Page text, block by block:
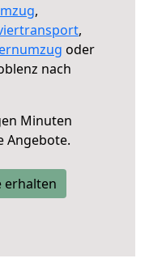
,
,
oder
nach
Minuten
Angebote.
erhalten